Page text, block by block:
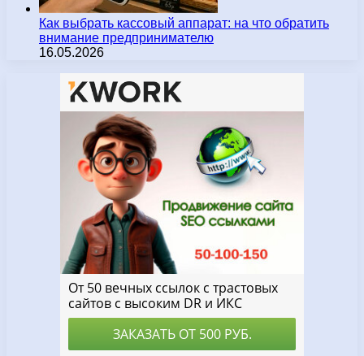
Как выбрать кассовый аппарат: на что обратить
внимание предпринимателю
16.05.2026